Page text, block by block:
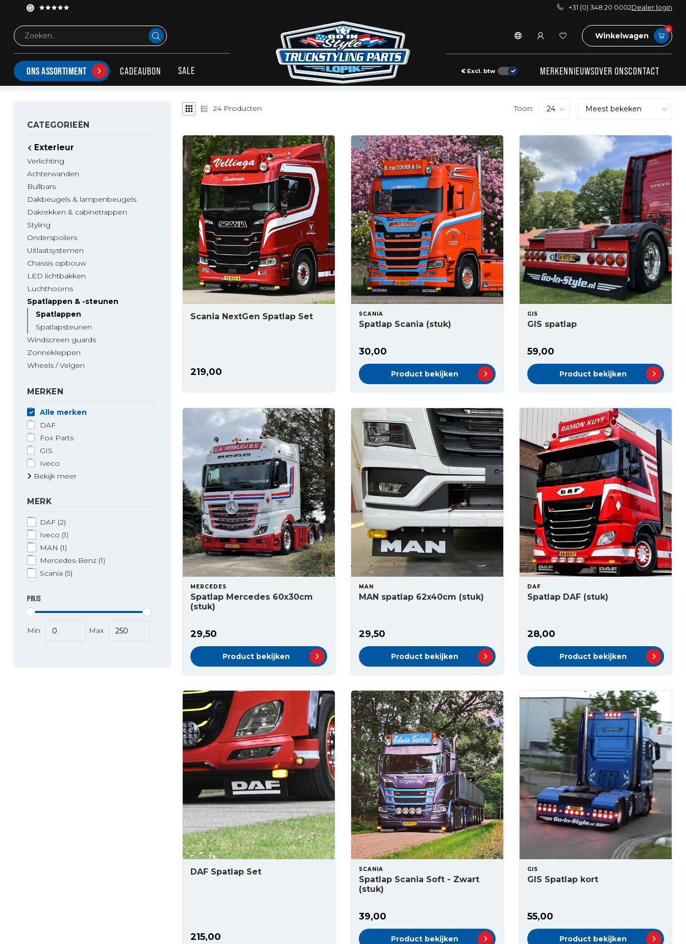
+31 (0) 348 20 0002Dealer login
Winkelwagen
0
ONS ASSORTIMENT CADEAUBON SALE € Excl. btw MERKENNIEUWSOVER ONSCONTACT
SPATLAPPEN
Hier vind je alle spatlappen voor alle type trucks!
CATEGORIEËN
Exterieur
Verlichting
Achterwanden
Bullbars
Dakbeugels & lampenbeugels
Dakrekken & cabinetrappen
Styling
Onderspoilers
Uitlaatsystemen
Chassis opbouw
LED lichtbakken
Luchthoorns
Spatlappen & -steunen
Spatlappen
Spatlapsteunen
Windscreen guards
Zonnekleppen
Wheels / Velgen
MERKEN
Alle merken
DAF
Fox Parts
GIS
Iveco
Bekijk meer
MERK
DAF (2)
Iveco (1)
MAN (1)
Mercedes-Benz (1)
Scania (5)
PRIJS
Min Max
24 Producten Toon:
Scania NextGen Spatlap Set
219,00
SCANIA
Spatlap Scania (stuk)
30,00
Product bekijken
GIS
GIS spatlap
59,00
Product bekijken
MERCEDES
Spatlap Mercedes 60x30cm
(stuk)
29,50
Product bekijken
MAN
MAN spatlap 62x40cm (stuk)
29,50
Product bekijken
DAF
Spatlap DAF (stuk)
28,00
Product bekijken
DAF Spatlap Set
215,00
SCANIA
Spatlap Scania Soft - Zwart
(stuk)
39,00
Product bekijken
GIS
GIS Spatlap kort
55,00
Product bekijken